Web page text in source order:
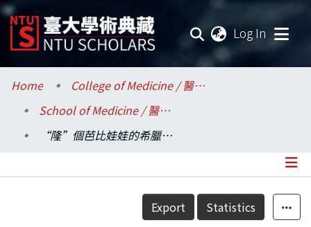
Log In
Communities & Collections
Research Outputs
Home
College of Medicine / 醫學院
School of Medicine / 醫學系
“隆”個芭比娃娃的希臘“鼻”
Details
Export Statistics